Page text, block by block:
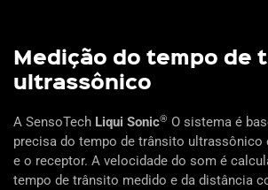
Medição do tempo de
ultrassônico
A SensoTech Liqui Sonic® O sistema é
precisa do tempo de trânsito
e o receptor. A velocidade do som é
tempo de trânsito medido e da distância